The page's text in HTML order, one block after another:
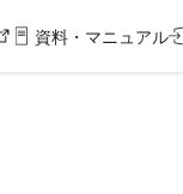
資料・マニュアル